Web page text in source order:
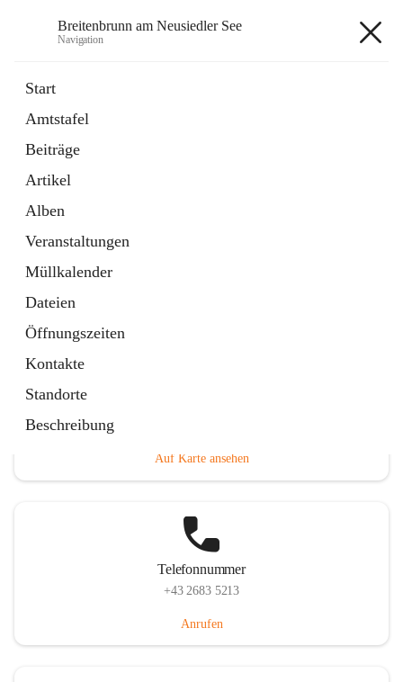
Breitenbrunn am Neusiedler See
Navigation
Start
Amtstafel
Beiträge
Artikel
Alben
Veranstaltungen
Müllkalender
Dateien
Öffnungszeiten
Kontakte
Standorte
Beschreibung
18 Schnellzugriffe
Gemeindeservice
Auf Karte ansehen
Telefonnummer
+43 2683 5213
Anrufen